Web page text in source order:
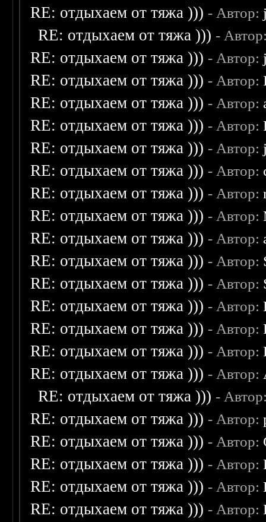
RE: отдыхаем от тяжа ))) - Автор:
RE: отдыхаем от тяжа ))) -
RE: отдыхаем от тяжа ))) - Автор:
RE: отдыхаем от тяжа ))) - Автор:
RE: отдыхаем от тяжа ))) - Автор:
RE: отдыхаем от тяжа ))) - Автор:
RE: отдыхаем от тяжа ))) - Автор:
RE: отдыхаем от тяжа ))) - Автор:
RE: отдыхаем от тяжа ))) - Автор:
RE: отдыхаем от тяжа ))) - Автор:
RE: отдыхаем от тяжа ))) - Автор:
RE: отдыхаем от тяжа ))) - Автор:
RE: отдыхаем от тяжа ))) - Автор:
RE: отдыхаем от тяжа ))) - Автор:
RE: отдыхаем от тяжа ))) - Автор:
RE: отдыхаем от тяжа ))) - Автор:
RE: отдыхаем от тяжа ))) - Автор:
RE: отдыхаем от тяжа ))) -
RE: отдыхаем от тяжа ))) - Автор:
RE: отдыхаем от тяжа ))) - Автор:
RE: отдыхаем от тяжа ))) - Автор:
RE: отдыхаем от тяжа ))) - Автор:
RE: отдыхаем от тяжа ))) - Автор: